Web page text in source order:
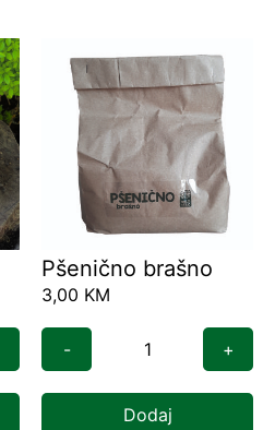
Pšenično brašno
3,00 KM
- +
Dodaj